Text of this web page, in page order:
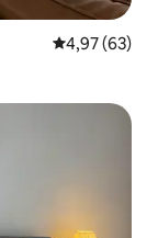
Prosječna
4,97 (63)